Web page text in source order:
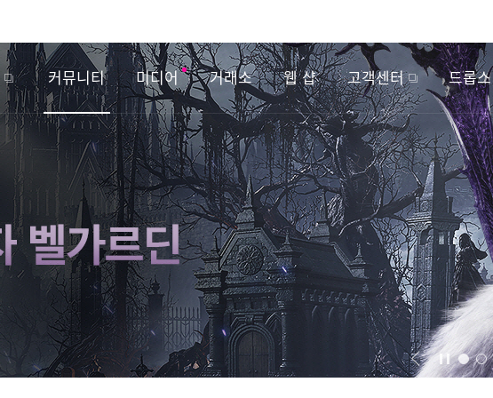
커뮤니티 미디어 거래소 웹 샵 고객센터 드롭스